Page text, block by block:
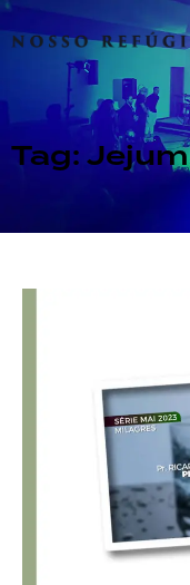
Tag: Jejum